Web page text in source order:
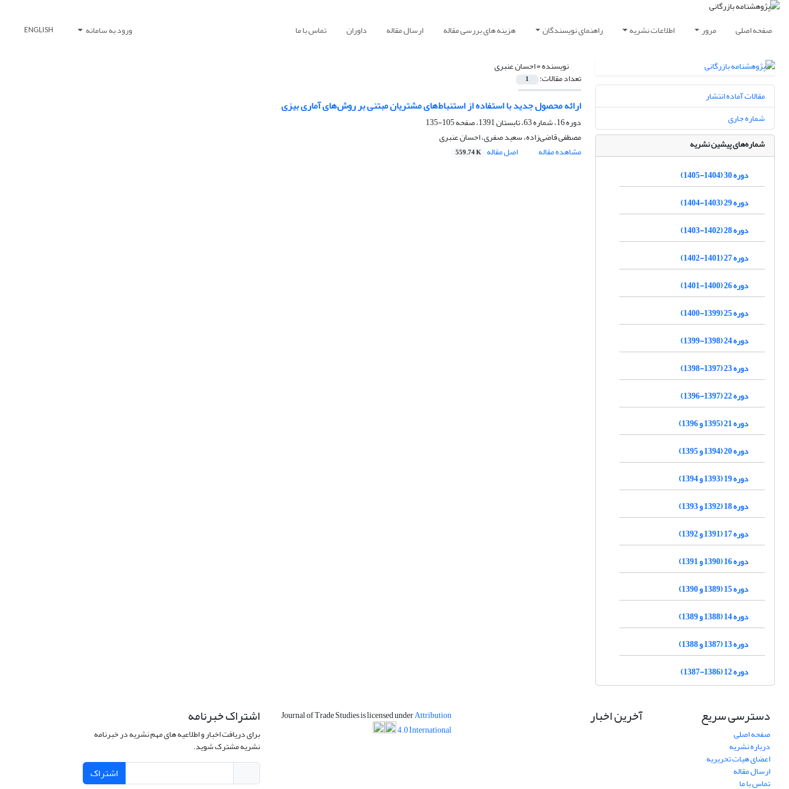
صفحه اصلی مرور اطلاعات نشریه راهنمای نویسندگان هزینه های بررسی مقاله ارسال مقاله داوران تماس با ما ورود به سامانه ENGLISH
نویسنده =احسان عنبری
تعداد مقالات: 1
ارائه محصول جدید با استفاده از استنباط‌های مشتریان مبتنی بر روش‌های آماری بیزی
دوره 16، شماره 63، تابستان 1391، صفحه
105-135
مصطفی قاضی‌زاده، سعید صفری، احسان عنبری
مشاهده مقاله
اصل مقاله 559.74 K
مقالات آماده انتشار
شماره جاری
شماره‌های پیشین نشریه
دوره 30 (1404-1405)
دوره 29 (1403-1404)
دوره 28 (1402-1403)
دوره 27 (1401-1402)
دوره 26 (1400-1401)
دوره 25 (1399-1400)
دوره 24 (1398-1399)
دوره 23 (1397-1398)
دوره 22 (1397-1396)
دوره 21 (1395 و 1396)
دوره 20 (1394 و 1395)
دوره 19 (1393 و 1394)
دوره 18 (1392 و 1393)
دوره 17 (1391 و 1392)
دوره 16 (1390 و 1391)
دوره 15 (1389 و 1390)
دوره 14 (1388 و 1389)
دوره 13 (1387 و 1388)
دوره 12 (1386-1387)
دسترسی سریع
صفحه اصلی
درباره نشریه
اعضای هیات تحریریه
ارسال مقاله
تماس با ما
آخرین اخبار Journal of Trade Studies is licensed underAttribution
4.0 International
اشتراک خبرنامه
برای دریافت اخبار و اطلاعیه های مهم نشریه در خبرنامه
نشریه مشترک شوید.
اشتراک